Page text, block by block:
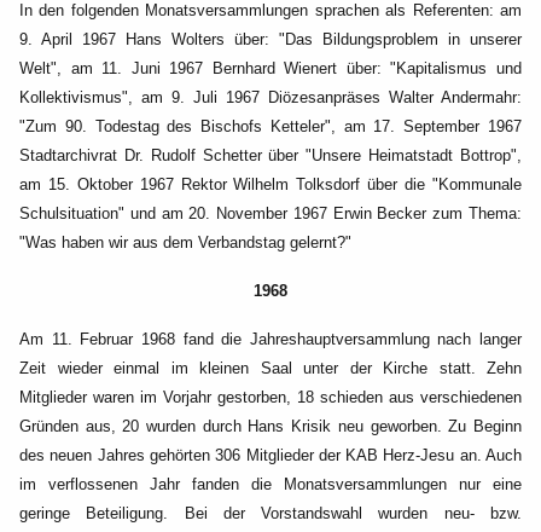
In den folgenden Monatsversammlungen sprachen als Referenten: am
9. April 1967 Hans Wolters über: "Das Bildungsproblem in unserer
Welt", am 11. Juni 1967 Bernhard Wienert über: "Kapitalismus und
Kollektivismus", am 9. Juli 1967 Diözesanpräses Walter Andermahr:
"Zum 90. Todestag des
Bischofs Ketteler", am 17. September 1967
Stadtarchivrat Dr. Rudolf Schetter über "Unsere Heimatstadt Bottrop",
am 15. Oktober 1967 Rektor Wilhelm Tolksdorf über die "Kommunale
Schulsituation" und am 20. November 1967 Erwin Becker zum Thema:
"Was haben wir aus dem Verbandstag gelernt?"
1968
Am 11. Februar 1968 fand die Jahreshauptversammlung nach langer
Zeit wieder einmal im kleinen Saal unter der Kirche statt. Zehn
Mitglieder waren im Vorjahr gestorben, 18 schieden aus verschiedenen
Gründen aus, 20 wurden durch Hans Krisik neu geworben. Zu Beginn
des neuen Jahres gehörten 306 Mitglieder der KAB Herz-Jesu an. Auch
im verflossenen Jahr fanden die
Monatsversammlungen nur eine
geringe Beteiligung. Bei der Vorstandswahl wurden neu- bzw.